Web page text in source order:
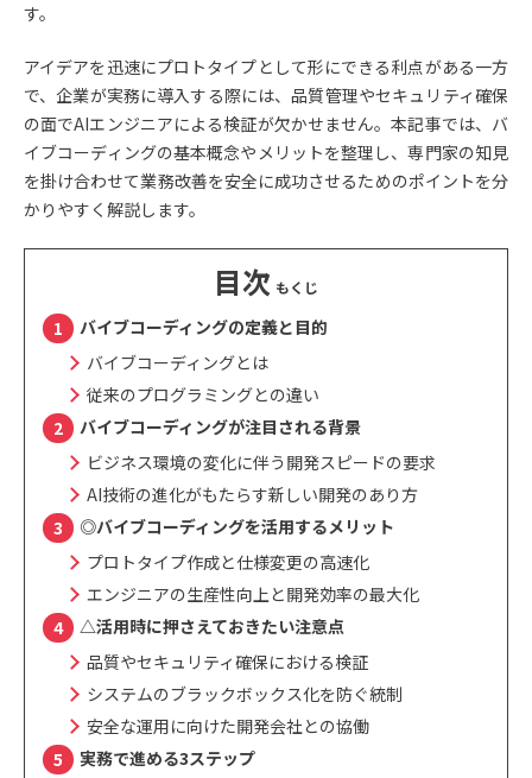
す。
アイデアを迅速にプロトタイプとして形にできる利点がある一方
で、企業が実務に導入する際には、品質管理やセキュリティ確保
の面でAIエンジニアによる検証が欠かせません。本記事では、バ
イブコーディングの基本概念やメリットを整理し、専門家の知見
を掛け合わせて業務改善を安全に成功させるためのポイントを分
かりやすく解説します。
目次
バイブコーディングの定義と目的
バイブコーディングとは
従来のプログラミングとの違い
バイブコーディングが注目される背景
ビジネス環境の変化に伴う開発スピードの要求
AI技術の進化がもたらす新しい開発のあり方
◎バイブコーディングを活用するメリット
プロトタイプ作成と仕様変更の高速化
エンジニアの生産性向上と開発効率の最大化
△活用時に押さえておきたい注意点
品質やセキュリティ確保における検証
システムのブラックボックス化を防ぐ統制
安全な運用に向けた開発会社との協働
実務で進める3ステップ